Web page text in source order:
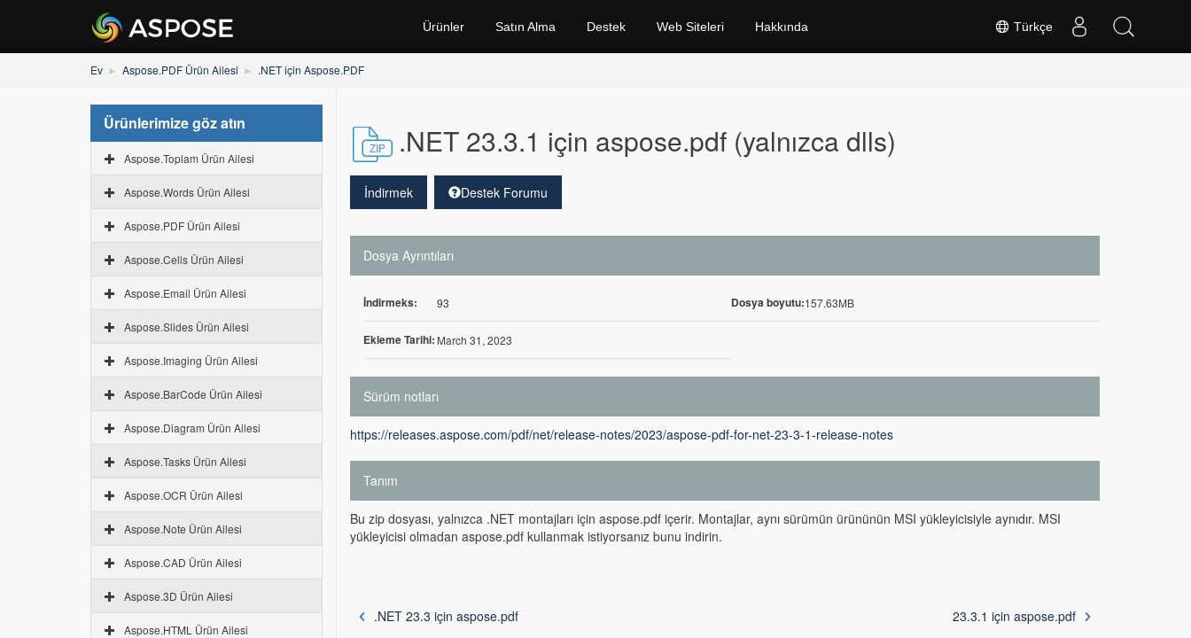
Türkçe
Ürünler Satın Alma Destek Web Siteleri Hakkında
Ev Aspose.PDF Ürün Ailesi .NET için Aspose.PDF
Ürünlerimize göz atın
Aspose.Toplam Ürün Ailesi
Aspose.Words Ürün Ailesi
Aspose.PDF Ürün Ailesi
Aspose.Cells Ürün Ailesi
Aspose.Email Ürün Ailesi
Aspose.Slides Ürün Ailesi
Aspose.Imaging Ürün Ailesi
Aspose.BarCode Ürün Ailesi
Aspose.Diagram Ürün Ailesi
Aspose.Tasks Ürün Ailesi
Aspose.OCR Ürün Ailesi
Aspose.Note Ürün Ailesi
Aspose.CAD Ürün Ailesi
Aspose.3D Ürün Ailesi
Aspose.HTML Ürün Ailesi
.NET 23.3.1 için aspose.pdf (yalnızca dlls)
İndirmek Destek Forumu
Dosya Ayrıntıları
İndirmeks: 93 Dosya boyutu:157.63MB
Ekleme Tarihi: March 31, 2023
Sürüm notları
https://releases.aspose.com/pdf/net/release-notes/2023/aspose-pdf-for-net-23-3-1-release-notes
Tanım
Bu zip dosyası, yalnızca .NET montajları için aspose.pdf içerir. Montajlar, aynı sürümün ürününün MSI yükleyicisiyle aynıdır. MSI
yükleyicisi olmadan aspose.pdf kullanmak istiyorsanız bunu indirin.
.NET 23.3 için aspose.pdf 23.3.1 için aspose.pdf